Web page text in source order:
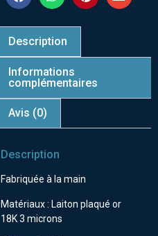
Description
Informations
complémentaires
Avis (0)
Description
Fabriquée à la main
Matériaux : Laiton plaqué or
18K 3 microns